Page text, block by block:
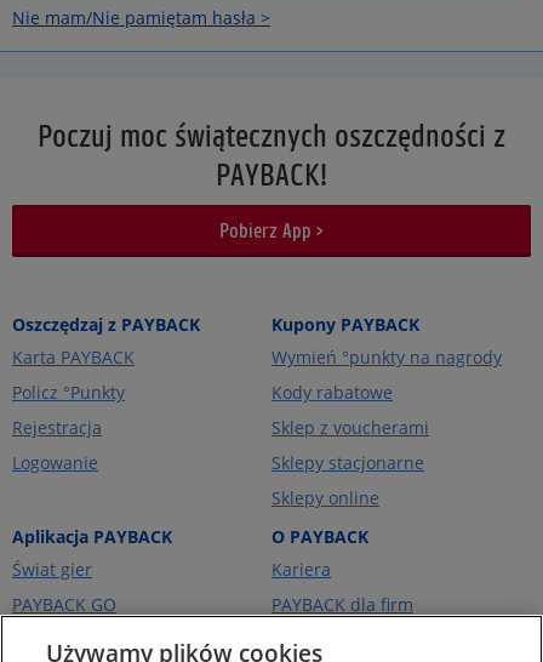
Nie mam/Nie pamiętam hasła >
Poczuj moc świątecznych oszczędności z
PAYBACK!
Pobierz App >
Oszczędzaj z PAYBACK
Karta PAYBACK
Policz °Punkty
Rejestracja
Logowanie
Kupony PAYBACK
Wymień °punkty na nagrody
Kody rabatowe
Sklep z voucherami
Sklepy stacjonarne
Sklepy online
Aplikacja PAYBACK
Świat gier
PAYBACK GO
Portfel kart
O PAYBACK
Kariera
PAYBACK dla firm
PAYBACK Ekstra
Używamy plików cookies